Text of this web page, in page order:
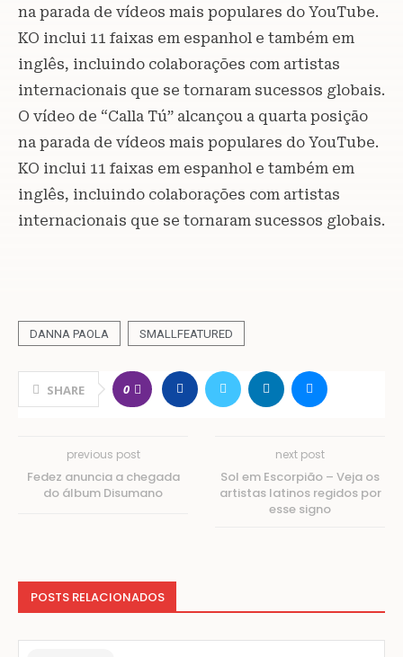
na parada de vídeos mais populares do YouTube.
KO inclui 11 faixas em espanhol e também em
inglês, incluindo colaborações com artistas
internacionais que se tornaram sucessos globais.
O vídeo de “Calla Tú” alcançou a quarta posição
na parada de vídeos mais populares do YouTube.
KO inclui 11 faixas em espanhol e também em
inglês, incluindo colaborações com artistas
internacionais que se tornaram sucessos globais.
DANNA PAOLA SMALLFEATURED
SHARE 0
previous post
Fedez anuncia a chegada
do álbum Disumano
next post
Sol em Escorpião – Veja os
artistas latinos regidos por
esse signo
POSTS RELACIONADOS